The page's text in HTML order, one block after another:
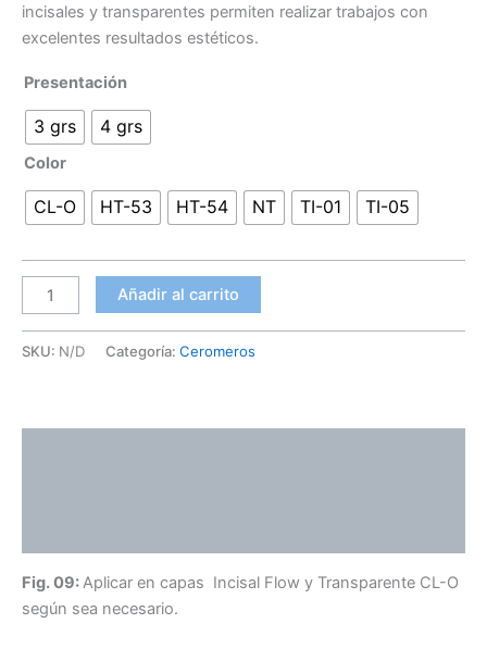
incisales y transparentes permiten realizar trabajos con
excelentes resultados estéticos.
Presentación
3 grs 4 grs
Color
CL-O HT-53 HT-54 NT TI-01 TI-05
Añadir al carrito
SKU: N/D Categoría: Ceromeros
Fig. 09:Aplicar en capas Incisal Flow y Transparente CL-O
según sea necesario.